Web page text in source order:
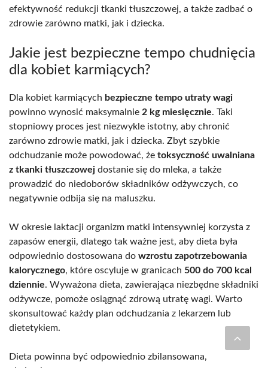
efektywność redukcji tkanki tłuszczowej, a także zadbać o
zdrowie zarówno matki, jak i dziecka.
Jakie jest bezpieczne tempo chudnięcia
dla kobiet karmiących?
Dla kobiet karmiących bezpieczne tempo utraty wagi
powinno wynosić maksymalnie 2 kg miesięcznie. Taki
stopniowy proces jest niezwykle istotny, aby chronić
zarówno zdrowie matki, jak i dziecka. Zbyt szybkie
odchudzanie może powodować, że toksyczność uwalniana
z tkanki tłuszczowej dostanie się do mleka, a także
prowadzić do niedoborów składników odżywczych, co
negatywnie odbija się na maluszku.
W okresie laktacji organizm matki intensywniej korzysta z
zapasów energii, dlatego tak ważne jest, aby dieta była
odpowiednio dostosowana do wzrostu zapotrzebowania
kalorycznego, które oscyluje w granicach 500 do 700 kcal
dziennie. Wyważona dieta, zawierająca niezbędne składniki
odżywcze, pomoże osiągnąć zdrową utratę wagi. Warto
skonsultować każdy plan odchudzania z lekarzem lub
dietetykiem.
Dieta powinna być odpowiednio zbilansowana,